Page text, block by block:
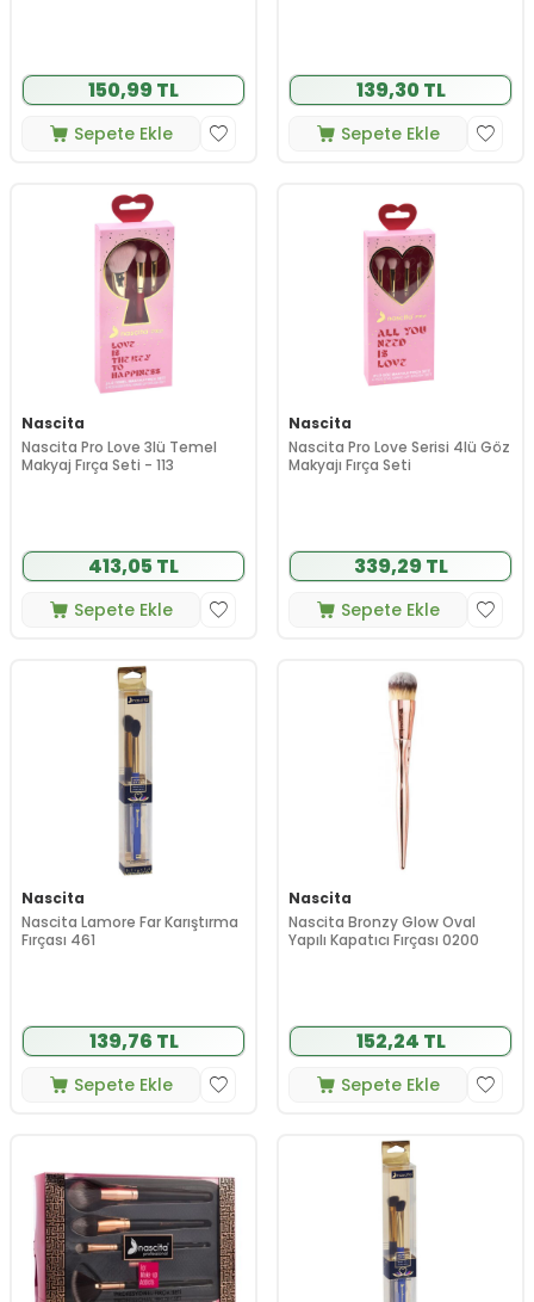
150,99 TL
Sepete Ekle
139,30 TL
Sepete Ekle
Nascita
Nascita Pro Love 3lü Temel
Makyaj Fırça Seti - 113
413,05 TL
Sepete Ekle
Nascita
Nascita Pro Love Serisi 4lü Göz
Makyajı Fırça Seti
339,29 TL
Sepete Ekle
Nascita
Nascita Lamore Far Karıştırma
Fırçası 461
139,76 TL
Sepete Ekle
Nascita
Nascita Bronzy Glow Oval
Yapılı Kapatıcı Fırçası 0200
152,24 TL
Sepete Ekle